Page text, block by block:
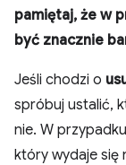
pamiętaj, że w
być znacznie
Jeśli chodzi o
spróbuj ustalić,
nie. W
który wydaje się